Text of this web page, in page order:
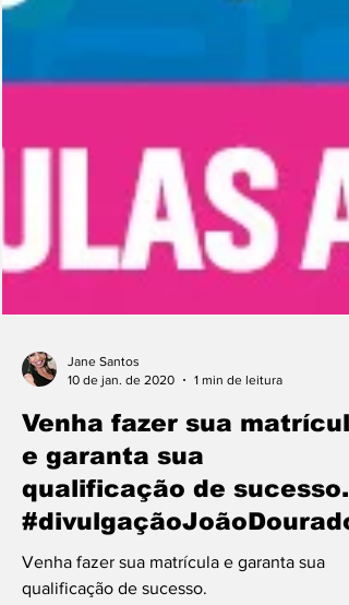
Jane Santos
Venha fazer sua
e garanta sua
qualificação de sucesso.
#divulgaçãoJoãoDourado
Venha fazer sua matrícula e garanta sua